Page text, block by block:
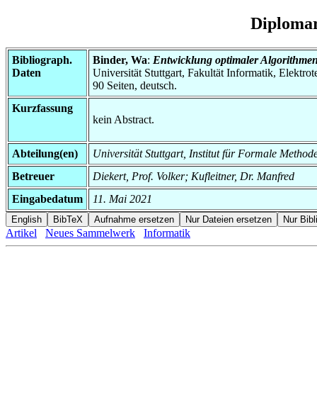
Bibliograph.
Daten
Binder, Wa: Entwicklung optimaler
Universität Stuttgart, Fakultät Informatik,
90 Seiten, deutsch.
Kurzfassung
kein Abstract.
Abteilung(en)
Universität Stuttgart, Institut für Formale
Betreuer
Diekert, Prof. Volker; Kufleitner, Dr. Manfred
Eingabedatum
11. Mai 2021
Artikel Neues Sammelwerk Informatik